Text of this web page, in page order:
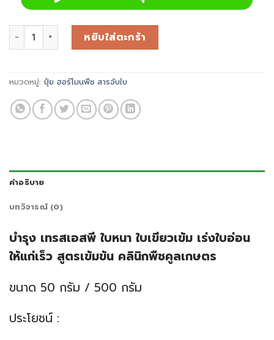
หยิบใส่ตะกร้า
หมวดหมู่: ปุ๋ย ฮอร์โมนพืช สารจับใบ
คำอธิบาย
บทวิจารณ์ (0)
บำรุง เทรสเอสพี ใบหนา ใบเขียวเข้ม เร่งใบอ่อน
ให้แก่เร็ว สูตรเข้มข้น คลินิกพืชคูลเกษตร
ขนาด 50 กรัม / 500 กรัม
ประโยชน์ :